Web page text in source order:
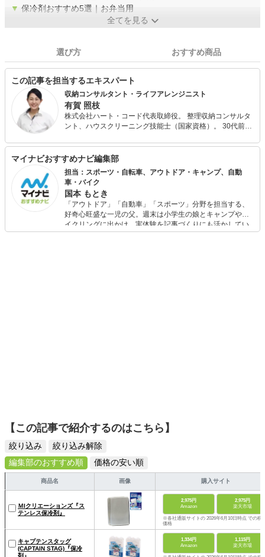
▼ 保冷剤おすすめ5選｜お弁当用
全てを見る
選び方 おすすめ商品
この記事を担当するエキスパート
収納コンサルタント・ライフアレンジニスト
有賀 照枝
株式会社ハート・コード代表取締役。 整理収納コンサルタ
ント、ハウスクリーニング技能士（国家資格）。 30代前半
気に人生のどん底を経験し、整理収納理論に出会ってから
人生が好転。 ご縁あって「部屋磨きは自分磨き・職場磨き
はスタッフ磨き」をモットーに家事代行・整理収納関連事
業で2007年に独立。 自身の経験からも環境を整えると色々
なことが整ってくることを痛感しているので、個人や企業
にコンサルティングやセミナーなど様々な形でその大切さ
をお伝えしている。 2012年から現場をよく知る家事・収納
用品の説明ゲストとしてジュピターショップチャンネルに
出演中。商品の企画、売り方の提案等にも携わっており、1
マイナビおすすめナビ編集部
担当：スポーツ・自転車、アウトドア・キャンプ、自動
車・バイク
国本 もとき
「アウトドア」「自動車」「スポーツ」分野を担当する、
好奇心旺盛な一児の父。週末は小学生の娘とキャンプやサ
イクリングに出かけ、実体験を記事づくりにも活かしてい
ます。読者の「知りたい」を分かりやすく届けることをモ
【この記事で紹介するのはこちら】
絞り込み
絞り込み解除
編集部のおすすめ順
価格の安い順
商品名 画像 購入サイト
ＭIクリエーションズ『ス
テンレス保冷剤』
2,975円
Amazon
2,975円
楽天市場
※各社通販サイトの 2026年6月10日時点 での税
価格
キャプテンスタッグ
(CAPTAIN STAG)『保冷
剤』
1,334円
Amazon
1,115円
楽天市場